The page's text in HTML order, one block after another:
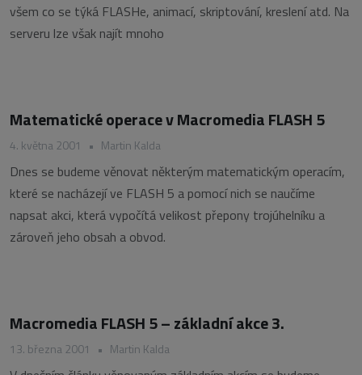
všem co se týká FLASHe, animací, skriptování, kreslení atd. Na
serveru lze však najít mnoho
Matematické operace v Macromedia FLASH 5
4. května 2001 • Martin Kalda
Dnes se budeme věnovat některým matematickým operacím,
které se nacházejí ve FLASH 5 a pomocí nich se naučíme
napsat akci, která vypočítá velikost přepony trojúhelníku a
zároveň jeho obsah a obvod.
Macromedia FLASH 5 – základní akce 3.
13. března 2001 • Martin Kalda